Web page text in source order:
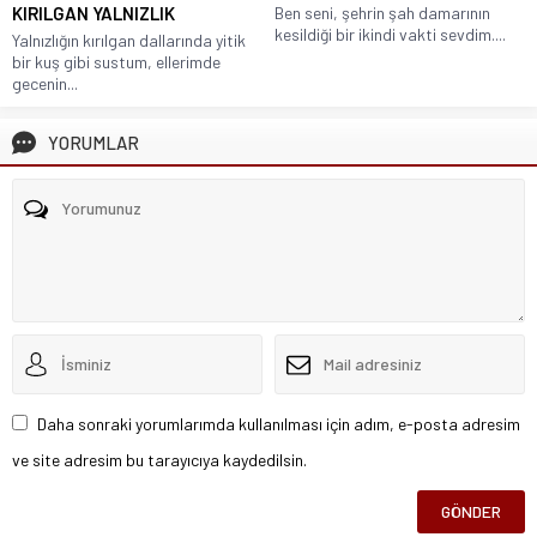
KIRILGAN YALNIZLIK
Yalnızlığın kırılgan dallarında yitik
bir kuş gibi sustum, ellerimde
gecenin...
Ben seni, şehrin şah damarının
kesildiği bir ikindi vakti sevdim....
YORUMLAR
Daha sonraki yorumlarımda kullanılması için adım, e-posta adresim
ve site adresim bu tarayıcıya kaydedilsin.